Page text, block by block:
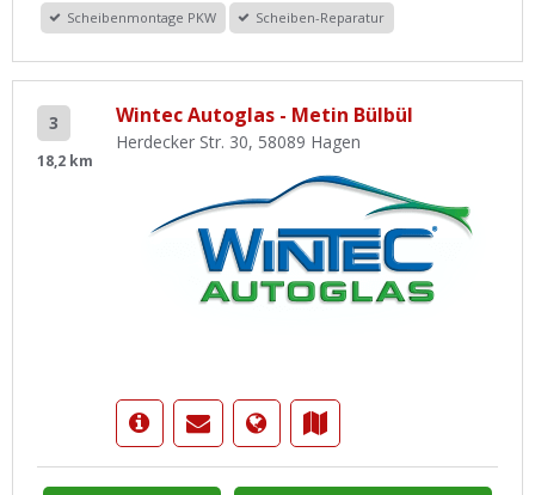
Scheibenmontage PKW Scheiben-Reparatur
3
18,2 km
Wintec Autoglas - Metin Bülbül
Herdecker Str. 30, 58089 Hagen